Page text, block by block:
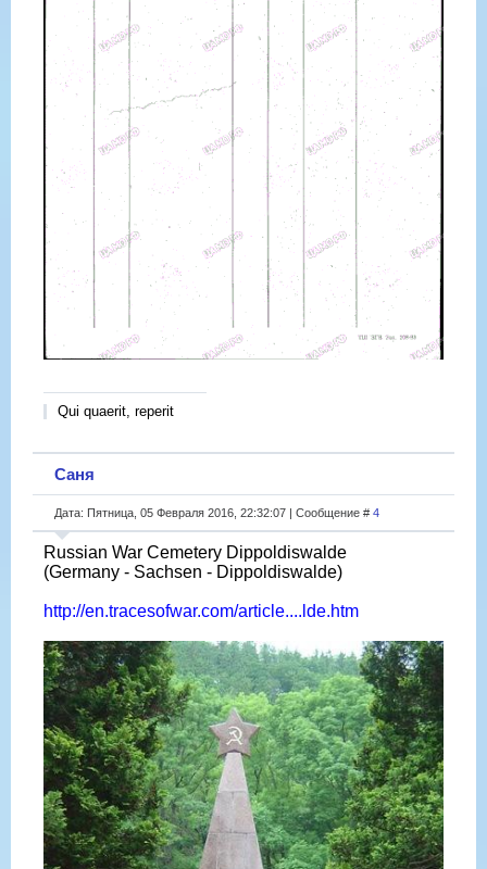
Qui quaerit, reperit
Саня
Дата: Пятница, 05 Февраля 2016, 22:32:07 | Сообщение # 4
Russian War Cemetery Dippoldiswalde
(Germany - Sachsen - Dippoldiswalde)
http://en.tracesofwar.com/article....lde.htm